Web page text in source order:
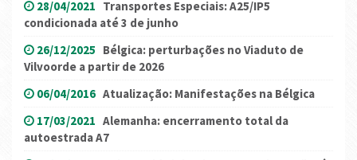
28/04/2021 Transportes Especiais: A25/IP5
condicionada até 3 de junho
26/12/2025 Bélgica: perturbações no Viaduto de
Vilvoorde a partir de 2026
06/04/2016 Atualização: Manifestações na Bélgica
17/03/2021 Alemanha: encerramento total da
autoestrada A7